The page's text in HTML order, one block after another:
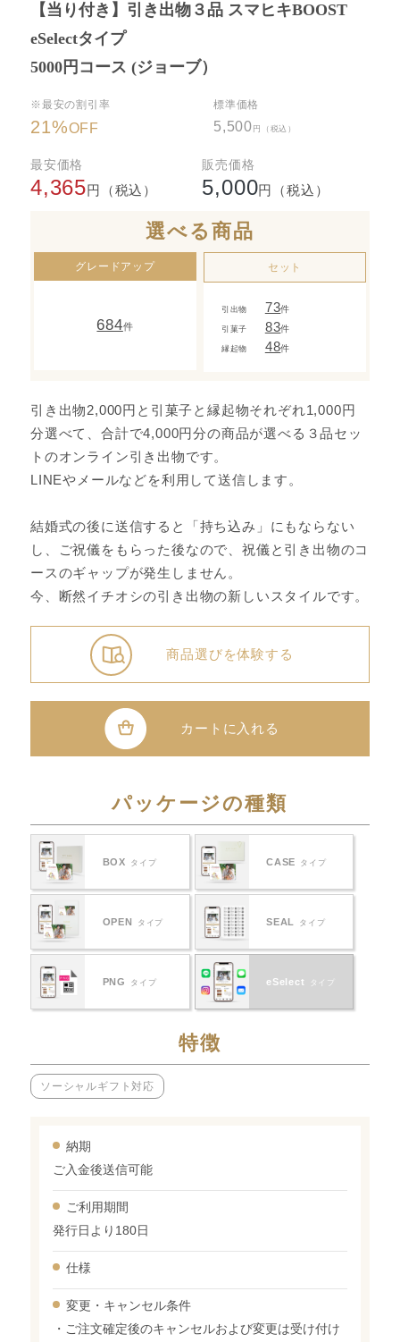
【当り付き】引き出物３品 スマヒキBOOST
eSelectタイプ
5000円コース (ジョーブ）
※最安の割引率
21%OFF
標準価格
5,500 円（税込）
最安価格
4,365円（税込）
販売価格
5,000円（税込）
選べる商品
グレードアップ
684件
セット
引出物 73件
引菓子 83件
縁起物 48件
商品選びを体験する
引き出物2,000円と引菓子と縁起物それぞれ1,000円
分選べて、合計で4,000円分の商品が選べる３品セッ
トのオンライン引き出物です。
LINEやメールなどを利用して送信します。
結婚式の後に送信すると「持ち込み」にもならない
し、ご祝儀をもらった後なので、祝儀と引き出物のコ
ースのギャップが発生しません。
今、断然イチオシの引き出物の新しいスタイルです。
カートに入れる
パッケージの種類
BOX タイプ CASE タイプ
OPEN タイプ SEAL タイプ
PNG タイプ eSelect タイプ
特徴
ソーシャルギフト対応
納期
ご入金後送信可能
ご利用期間
発行日より180日
仕様
変更・ キャンセル条件
・ご注文確定後のキャンセルおよび変更は受け付け